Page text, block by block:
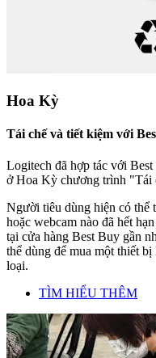
Hoa Kỳ
Tái chế và tiết kiệm với
Logitech đã hợp tác với
ở Hoa Kỳ chương trình "Tái
Người tiêu dùng hiện có thể
hoặc webcam nào đã hết
tại cửa hàng Best Buy gần
thể dùng để mua một thiết
loại.
TÌM HIỂU THÊM